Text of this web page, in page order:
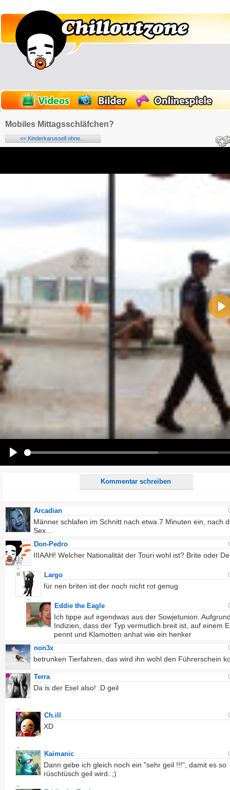
Mobiles Mittagsschläfchen?
<< Kinderkarussell ohne...
Kommentar schreiben
Name:
E-Mail-Adresse (optional):
Alle HTML-Tags außer <br>, <strike> und <i> werden aus Deinem Kommentar entfernt.
URLs werden automatisch umgewandelt. Bitte verwende "www." oder "http://" in URLs
Ich möchte eine E-Mail, wenn auf dieser Seite weitere Kommentare erscheinen.
Arcadian
Männer schlafen im Schnitt nach etwa 7 Minuten ein, nach
Sex...
Don-Pedro
IIIAAH! Welcher Nationalität der Touri wohl ist? Brite oder
Largo
für nen briten ist der noch nicht rot genug
Eddie the Eagle
Ich tippe auf irgendwas aus der Sowjetunion.
Indizien, dass der Typ vermutlich breit ist, auf einem
pennt und Klamotten anhat wie ein henker
non3x
betrunken Tierfahren, das wird ihn wohl den Führerschein
Terra
Da is der Esel also! :D geil
Ch.ill
XD
Kaimanic
Dann gebe ich gleich noch ein "sehr geil !!!", damit es so
rüschtüsch geil wird. ;)